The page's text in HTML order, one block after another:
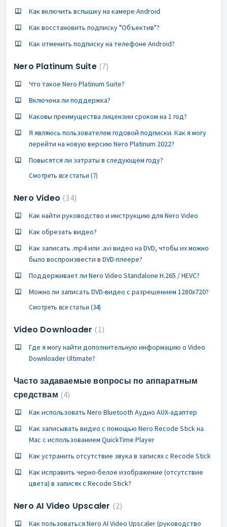
Как включить вспышку на камере Android
Как восстановить подписку "Объектив"?
Как отменить подписку на телефоне Android?
Nero Platinum Suite 7
Что такое Nero Platinum Suite?
Включена ли поддержка?
Каковы преимущества лицензии сроком на 1 год?
Я являюсь пользователем годовой подписки. Как я могу
перейти на новую версию Nero Platinum 2022?
Повысятся ли затраты в следующем году?
Смотреть все статьи (7)
Nero Video 34
Как найти руководство и инструкцию для Nero Video
Как обрезать видео?
Как записать .mp4 или .avi видео на DVD, чтобы их можно
было воспроизвести в DVD-плеере?
Поддерживает ли Nero Video Standalone H.265 / HEVC?
Можно ли записать DVD-видео с разрешением 1280x720?
Смотреть все статьи (34)
Video Downloader 1
Где я могу найти дополнительную информацию о Video
Downloader Ultimate?
Часто задаваемые вопросы по аппаратным
средствам 4
Как использовать Nero Bluetooth Аудио AUX-адаптер
Как записывать видео с помощью Nero Recode Stick на
Mac с использованием QuickTime Player
Как устранить отсутствие звука в записях с Recode Stick
Как исправить черно-белое изображение (отсутствие
цвета) в записях с Recode Stick?
Nero AI Video Upscaler 2
Как пользоваться Nero AI Video Upscaler (руководство